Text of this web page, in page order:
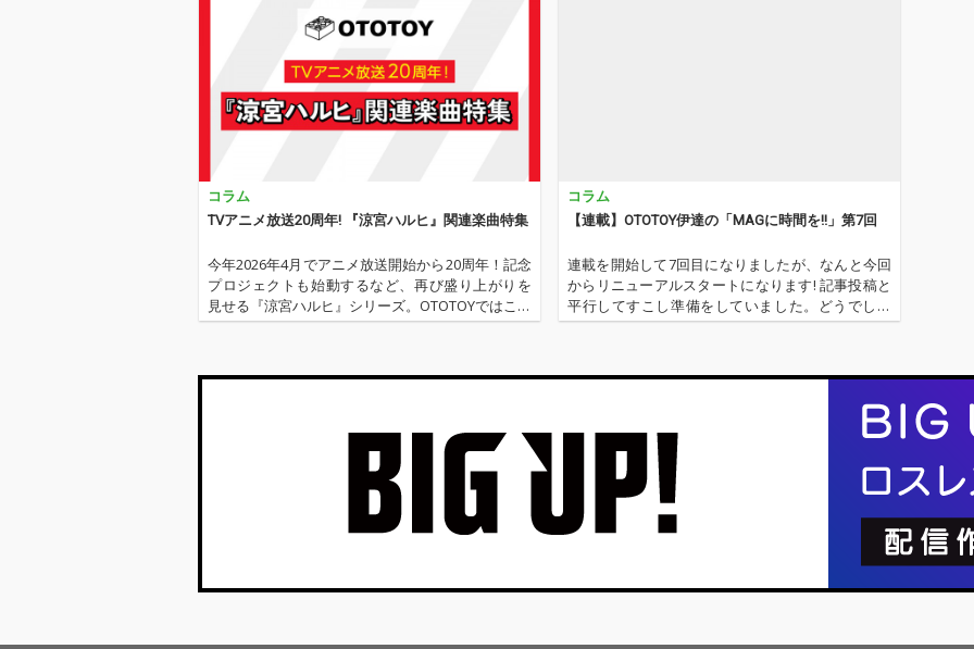
MBS／TBS系全国28局
ネット"日5"枠にて放送
されたTVアニメ『シャ
ングリラ・フロンティ
ア』2nd Seasonのサ
ウンド・トラックが配
局ネット"日5"枠で放送
スタートする3rd Seas
onに向けて盛り上がる
作家陣は1st Seasonに
続きMONACAの髙田龍
一、広川恵一、髙橋邦
幸が担当し、アニメ
ネット“日5”枠にて放送
されたTVアニメ『シャ
ングリラ・フロンティ
ア』2nd Seasonのサ
ウンド・トラックが配
局ネット“日5”枠で放送
onに向けて盛り上がる
作家陣は1st Seasonに
続きMONACAの髙田龍
一、広川恵一、髙橋邦
幸が担当し、アニメ
コラム
TVアニメ放送20周年! 『涼宮ハルヒ』関連楽曲特集
今年2026年4月でアニメ放送開始から20周年！記念
プロジェクトも始動するなど、再び盛り上がりを
見せる『涼宮ハルヒ』シリーズ。OTOTOYではこれ
まで未配信だった、同シリーズの主題歌、挿入歌
コラム
【連載】OTOTOY伊達の「MAGに時間を!!」第7回
連載を開始して7回目になりましたが、なんと今回
からリニューアルスタートになります! 記事投稿と
平行してすこし準備をしていました。どうでしょ
うかこのタイトルロゴ。某ソフトのようなパッケ